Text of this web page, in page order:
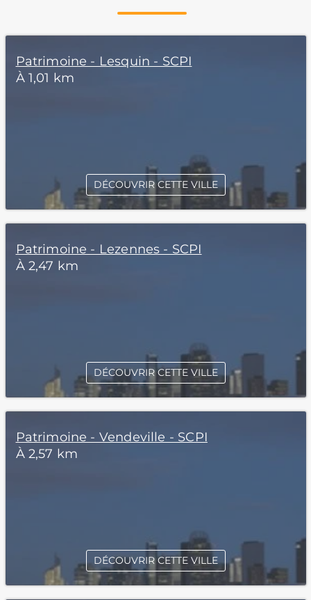
Patrimoine - Lesquin - SCPI
À 1,01 km
DÉCOUVRIR CETTE VILLE
Patrimoine - Lezennes - SCPI
À 2,47 km
DÉCOUVRIR CETTE VILLE
Patrimoine - Vendeville - SCPI
À 2,57 km
DÉCOUVRIR CETTE VILLE